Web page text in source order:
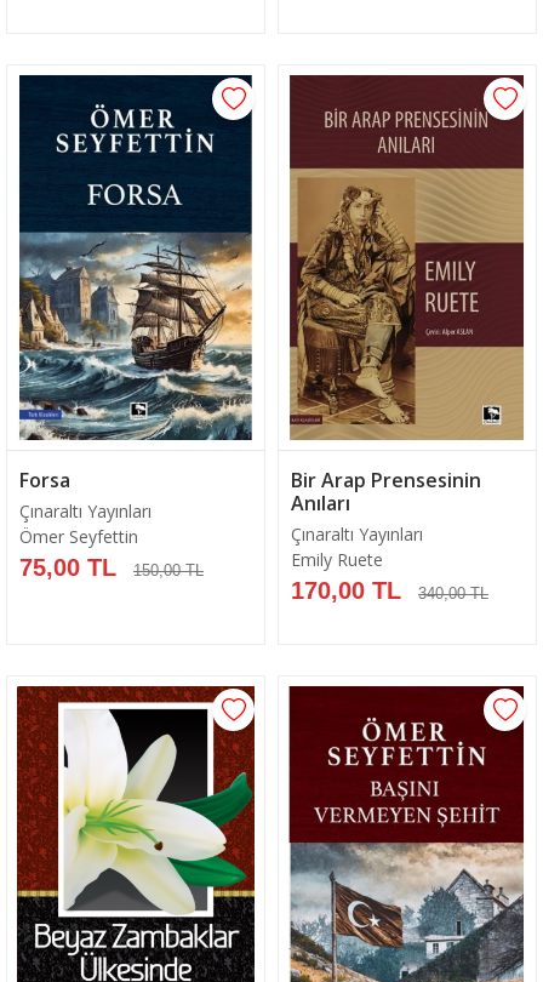
Sepete Ekle Sepete Ekle
Forsa
Çınaraltı Yayınları
Ömer Seyfettin
75,00 TL 150,00 TL
Sepete Ekle
Bir Arap Prensesinin
Anıları
Çınaraltı Yayınları
Emily Ruete
170,00 TL 340,00 TL
Sepete Ekle